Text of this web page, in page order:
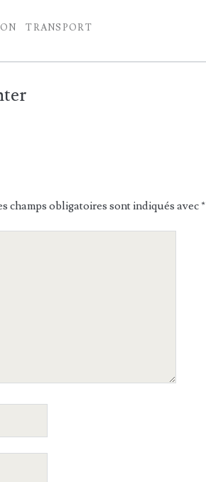
TRANSPORT
champs obligatoires sont indiqués avec*